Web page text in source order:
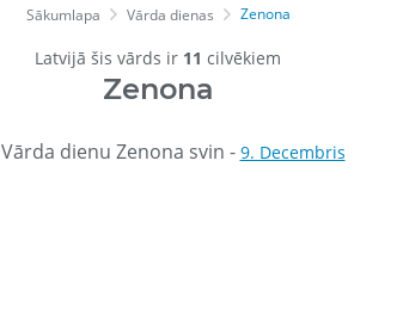
Sākumlapa Vārda dienas Zenona
Latvijā šis vārds ir 11 cilvēkiem
Zenona
Vārda dienu Zenona svin - 9. Decembris